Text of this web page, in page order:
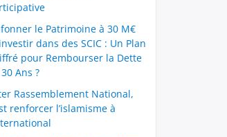
le Patrimoine à 30 M€
dans des SCIC : Un Plan
pour Rembourser la Dette
Ans ?
Rassemblement National,
renforcer l’islamisme à